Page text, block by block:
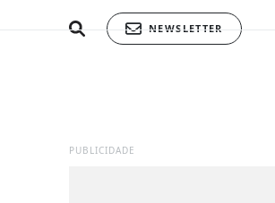
NEWSLETTER
PUBLICIDADE